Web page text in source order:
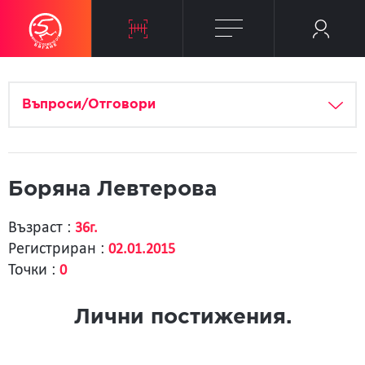
Въпроси/Отговори
Боряна Левтерова
Възраст : 36г.
Регистриран : 02.01.2015
Точки : 0
Лични постижения.